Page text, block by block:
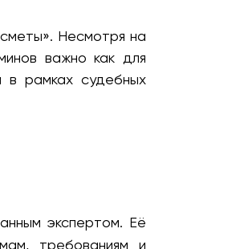
Несмотря на
важно как для
в рамках судебных
экспертом. Её
требованиям и